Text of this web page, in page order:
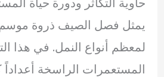
يمثل فصل الصيف ذروة موسم
لمعظم أنواع النمل. في هذا
المستعمرات الراسخة أعداداً